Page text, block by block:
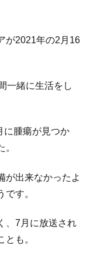
が2021年の2月16
一緒に生活をし
に腫瘍が見つか
が出来なかったよ
す。
、7月に放送され
も。